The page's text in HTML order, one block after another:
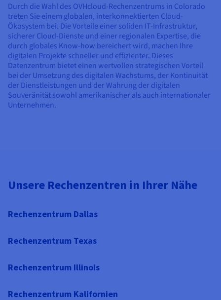
Durch die Wahl des OVHcloud-Rechenzentrums in Colorado
treten Sie einem globalen, interkonnektierten Cloud-
Ökosystem bei. Die Vorteile einer soliden IT-Infrastruktur,
sicherer Cloud-Dienste und einer regionalen Expertise, die
durch globales Know-how bereichert wird, machen Ihre
digitalen Projekte schneller und effizienter. Dieses
Datenzentrum bietet einen wertvollen strategischen Vorteil
bei der Umsetzung des digitalen Wachstums, der Kontinuität
der Dienstleistungen und der Wahrung der digitalen
Souveränität sowohl amerikanischer als auch internationaler
Unternehmen.
Unsere Rechenzentren in Ihrer Nähe
Rechenzentrum Dallas
Rechenzentrum Texas
Rechenzentrum Illinois
Rechenzentrum Kalifornien